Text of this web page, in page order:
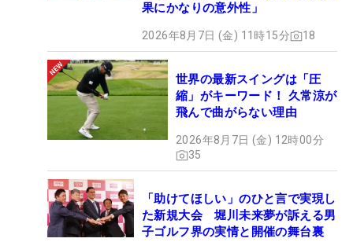
果にかなりの意外性」
2026年8月7日 (金) 11時15分 18
世界の最新スイングは「圧
縮」がキーワード！ 久常涼が
飛んで曲がらない理由
2026年8月7日 (金) 12時00分
35
「助けてほしい」のひと言で実現し
た新規大会 堀川未来夢が訴える男
子ゴルフ界の実情と開催の舞台裏